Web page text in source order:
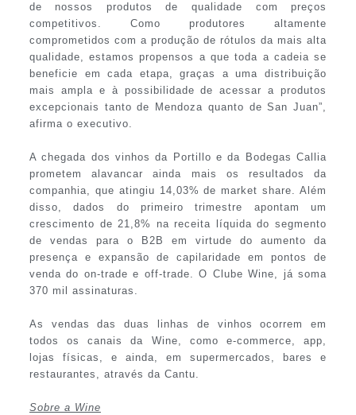
de nossos produtos de qualidade com preços
competitivos. Como produtores altamente
comprometidos com a produção de rótulos da mais alta
qualidade, estamos propensos a que toda a cadeia se
beneficie em cada etapa, graças a uma distribuição
mais ampla e à possibilidade de acessar a produtos
excepcionais tanto de Mendoza quanto de San Juan”,
afirma o executivo.
A chegada dos vinhos da Portillo e da Bodegas Callia
prometem alavancar ainda mais os resultados da
companhia, que atingiu 14,03% de market share. Além
disso, dados do primeiro trimestre apontam um
crescimento de 21,8% na receita líquida do segmento
de vendas para o B2B em virtude do aumento da
presença e expansão de capilaridade em pontos de
venda do on-trade e off-trade. O Clube Wine, já soma
370 mil assinaturas.
As vendas das duas linhas de vinhos ocorrem em
todos os canais da Wine, como e-commerce, app,
lojas físicas, e ainda, em supermercados, bares e
restaurantes, através da Cantu.
Sobre a Wine